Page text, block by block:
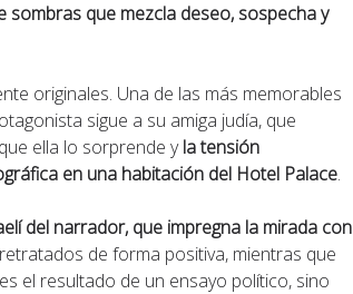
sombras que mezcla deseo, sospecha y
originales. Una de las más memorables
sigue a su amiga judía, que
ella lo sorprende yla tensión
en una habitación del Hotel Palace.
del narrador, que impregna la mirada con
de forma positiva, mientras que
el resultado de un ensayo político, sino